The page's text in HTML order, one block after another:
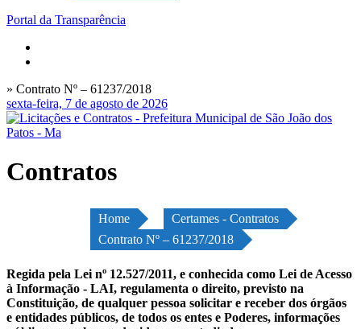
Portal da Transparência
» Contrato Nº – 61237/2018
sexta-feira, 7 de agosto de 2026
Contratos
Home
Certames - Contratos
Contrato Nº – 61237/2018
Regida pela Lei nº 12.527/2011, e conhecida como Lei de Acesso
à Informação - LAI, regulamenta o direito, previsto na
Constituição, de qualquer pessoa solicitar e receber dos órgãos
e entidades públicos, de todos os entes e Poderes, informações